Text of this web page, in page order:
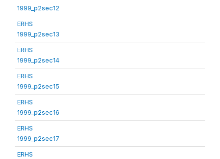
1999_p2sec12
ERHS
1999_p2sec13
ERHS
1999_p2sec14
ERHS
1999_p2sec15
ERHS
1999_p2sec16
ERHS
1999_p2sec17
ERHS